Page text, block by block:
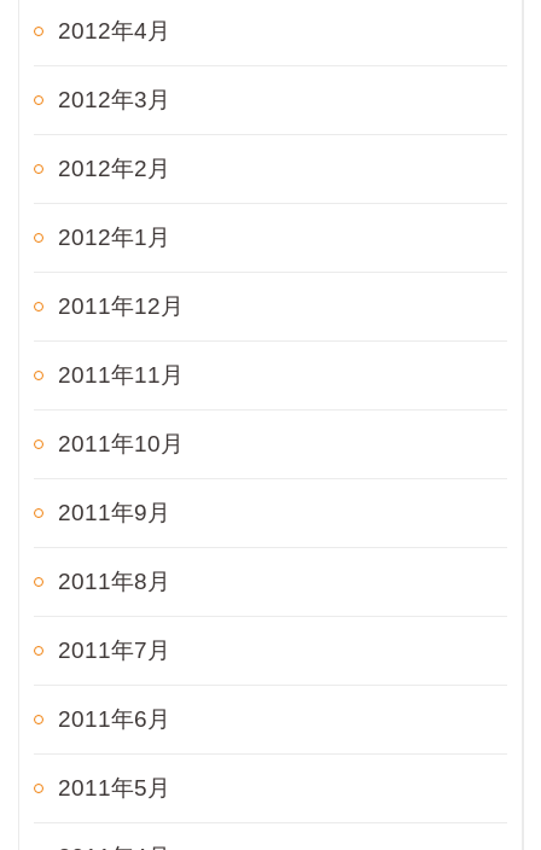
2012年4月
2012年3月
2012年2月
2012年1月
2011年12月
2011年11月
2011年10月
2011年9月
2011年8月
2011年7月
2011年6月
2011年5月